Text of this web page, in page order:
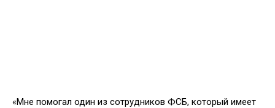
«Мне помогал один из сотрудников ФСБ, который имеет